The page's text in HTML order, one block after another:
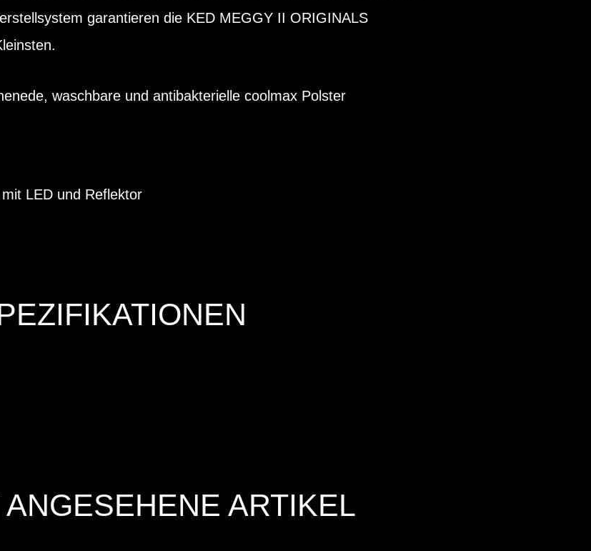
garantieren die KED MEGGY II ORIGINALS
waschbare und antibakterielle coolmax Polster
LED und Reflektor
ARTIKEL